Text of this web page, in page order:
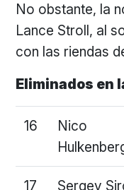
No obstante, la
Lance Stroll, al
con las riendas
Eliminados en
16
Nico
17 Sergey